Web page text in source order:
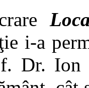
i-a
Dr. Ion